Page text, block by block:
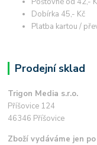
Dobírka 45,- Kč
Platba kartou /
Prodejní sklad
Trigon Media s.r.o.
Příšovice 124
46346 Příšovice
Zboží vydáváme jen